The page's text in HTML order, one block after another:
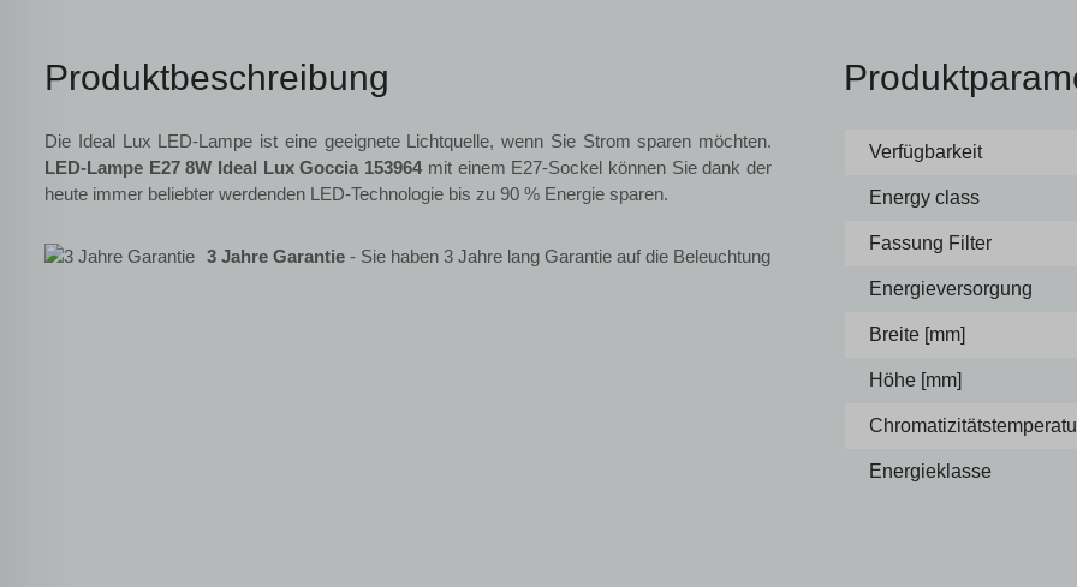
Produktbeschreibung
Die Ideal Lux LED-Lampe ist eine geeignete Lichtquelle, wenn Sie Strom sparen möchten.
LED-Lampe E27 8W Ideal Lux Goccia 153964mit einem E27-Sockel können Sie dank der
heute immer beliebter werdenden LED-Technologie bis zu 90 % Energie sparen.
3 Jahre Garantie - Sie haben 3 Jahre lang Garantie auf die Beleuchtung
Verfügbarkeit
Energy class
Fassung Filter
Energieversorgung
Breite [mm]
Höhe [mm]
Energieklasse